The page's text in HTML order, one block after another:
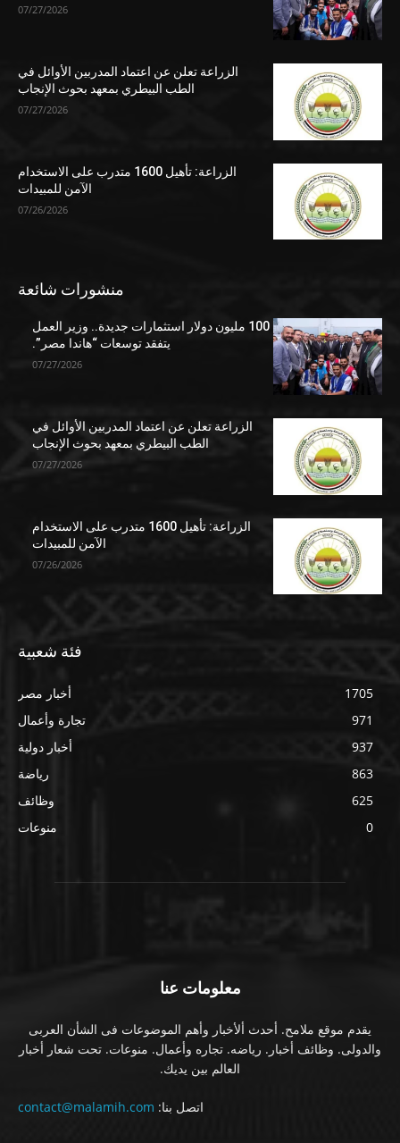
07/27/2026
الزراعة تعلن عن اعتماد المدربين الأوائل في
الطب البيطري بمعهد بحوث الإنجاب
07/27/2026
الزراعة: تأهيل 1600 متدرب على الاستخدام
الآمن للمبيدات
07/26/2026
منشورات شائعة
100 مليون دولار استثمارات جديدة.. وزير العمل
يتفقد توسعات “هاندا مصر”.
07/27/2026
الزراعة تعلن عن اعتماد المدربين الأوائل في
الطب البيطري بمعهد بحوث الإنجاب
07/27/2026
الزراعة: تأهيل 1600 متدرب على الاستخدام
الآمن للمبيدات
07/26/2026
فئة شعبية
أخبار مصر
1705
تجارة وأعمال
971
أخبار دولية
937
رياضة
863
وظائف
625
منوعات
0
معلومات عنا
يقدم موقع ملامح. أحدث ألأخبار وأهم الموضوعات فى الشأن العربى
والدولى. وظائف أخبار. رياضه. تجاره وأعمال. منوعات. تحت شعار أخبار
العالم بين يديك.
اتصل بنا: contact@malamih.com